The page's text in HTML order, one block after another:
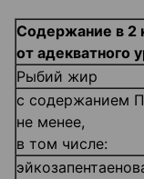
Содержание в 2
от адекватного
Рыбий жир
с содержанием
не менее,
в том числе: